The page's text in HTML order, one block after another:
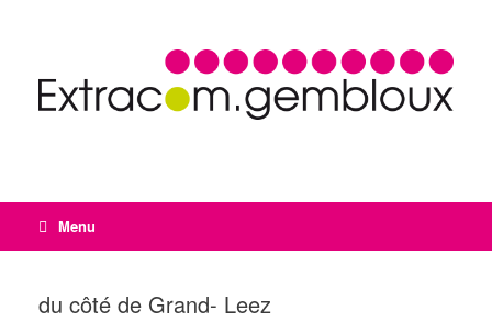
Menu
du côté de Grand- Leez